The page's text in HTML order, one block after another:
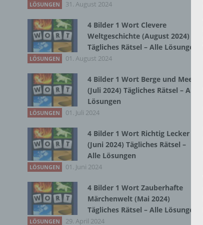
LÖSUNGEN 31. August 2024
4 Bilder 1 Wort Clevere
Weltgeschichte (August 2024)
Tägliches Rätsel – Alle Lösungen
LÖSUNGEN 01. August 2024
4 Bilder 1 Wort Berge und Meer
(Juli 2024) Tägliches Rätsel – Alle
Lösungen
LÖSUNGEN 01. Juli 2024
4 Bilder 1 Wort Richtig Lecker
(Juni 2024) Tägliches Rätsel –
Alle Lösungen
LÖSUNGEN 01. Juni 2024
4 Bilder 1 Wort Zauberhafte
Märchenwelt (Mai 2024)
Tägliches Rätsel – Alle Lösungen
LÖSUNGEN 29. April 2024